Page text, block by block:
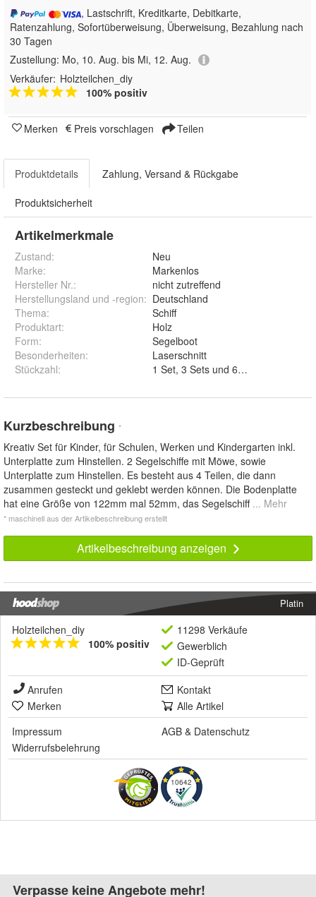
, Lastschrift, Kreditkarte, Debitkarte,
Ratenzahlung, Sofortüberweisung, Überweisung, Bezahlung nach
30 Tagen
Zustellung: Mo, 10. Aug. bis Mi, 12. Aug.
Verkäufer: Holzteilchen_diy
100% positiv
Merken Preis vorschlagen Teilen
Produktdetails Zahlung, Versand & Rückgabe
Produktsicherheit
Artikelmerkmale
Zustand:
Neu
Marke:
Markenlos
Hersteller Nr.:
nicht zutreffend
Herstellungsland und -region: Deutschland
Thema:
Schiff
Produktart:
Holz
Form:
Segelboot
Besonderheiten:
Laserschnitt
Stückzahl: 1 Set, 3 Sets und 6 Sets
Kurzbeschreibung *
Kreativ Set für Kinder, für Schulen, Werken und Kindergarten inkl.
Unterplatte zum Hinstellen. 2 Segelschiffe mit Möwe, sowie
Unterplatte zum Hinstellen. Es besteht aus 4 Teilen, die dann
zusammen gesteckt und geklebt werden können. Die Bodenplatte
hat eine Größe von 122mm mal 52mm, das Segelschiff ... Mehr
* maschinell aus der Artikelbeschreibung erstellt
Artikelbeschreibung anzeigen
Platin
Holzteilchen_diy
100% positiv
11298 Verkäufe
Gewerblich
ID-Geprüft
Anrufen
Kontakt
Merken
Alle Artikel
Impressum
AGB & Datenschutz
Widerrufsbelehrung
10642
Verpasse keine Angebote mehr!